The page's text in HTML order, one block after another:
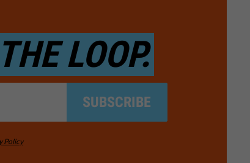
THE LOOP.
SUBSCRIBE
Policy